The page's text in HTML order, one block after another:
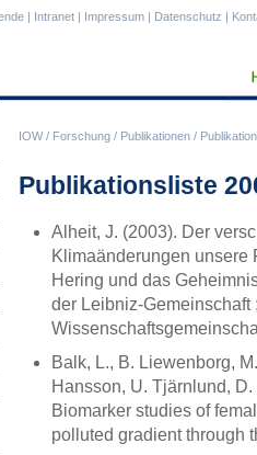
IOW/ Forschung / Publikationen /
| Intranet | Impressum | Datenschutz |
Publikationsliste
Alheit, J. (2003). Der
Klimaänderungen unsere
Hering und das
der Leibniz-
Balk, L., B. Liewenborg,
Hansson, U. Tjärnlund,
Biomarker studies of
polluted gradient through